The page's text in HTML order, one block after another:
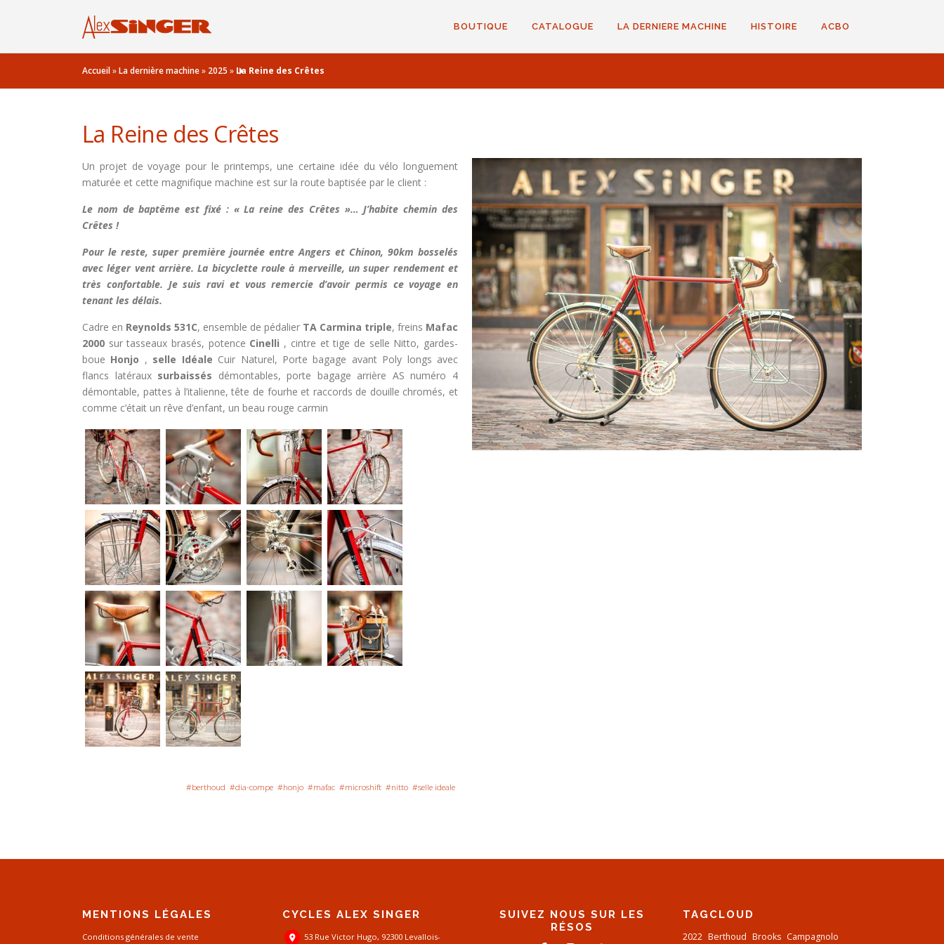
BOUTIQUE CATALOGUE LA DERNIERE MACHINE HISTOIRE ACBO
Accueil»La dernière machine» 2025 » La Reine des Crêtes
La Reine des Crêtes
Un projet de voyage pour le printemps, une certaine idée du vélo longuement
maturée et cette magnifique machine est sur la route baptisée par le client :
Le nom de baptême est fixé : « La reine des Crêtes »… J’habite chemin des
Crêtes !
Pour le reste, super première journée entre Angers et Chinon, 90km bosselés
avec léger vent arrière. La bicyclette roule à merveille, un super rendement et
très confortable. Je suis ravi et vous remercie d’avoir permis ce voyage en
tenant les délais.
Cadre en Reynolds 531C, ensemble de pédalier TA Carmina triple, freins Mafac
2000 sur tasseaux brasés, potence Cinelli , cintre et tige de selle Nitto, gardes-
boue Honjo , selle Idéale Cuir Naturel, Porte bagage avant Poly longs avec
flancs latéraux surbaissés démontables, porte bagage arrière AS numéro 4
démontable, pattes à l’italienne, tête de fourhe et raccords de douille chromés, et
comme c’était un rêve d’enfant, un beau rouge carmin
#berthoud #dia-compe #honjo #mafac #microshift #nitto #selle ideale
MENTIONS LÉGALES
Conditions générales de vente
CYCLES ALEX SINGER
53 Rue Victor Hugo, 92300 Levallois-
SUIVEZ NOUS SUR LES
RÉSOS
TAGCLOUD
2022 Berthoud Brooks Campagnolo